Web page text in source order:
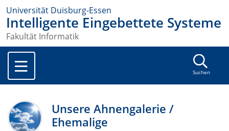
Universität Duisburg-Essen
Intelligente Eingebettete Systeme
Fakultät Informatik
Suchen
Unsere Ahnengalerie /
Ehemalige